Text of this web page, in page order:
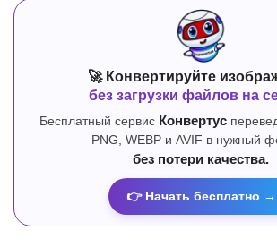
🚀 Конвертируйте
без загрузки файлов на
Бесплатный сервис Конвертус
PNG, WEBP и AVIF в нужный
без потери качества.
👉 Начать бесплатно →